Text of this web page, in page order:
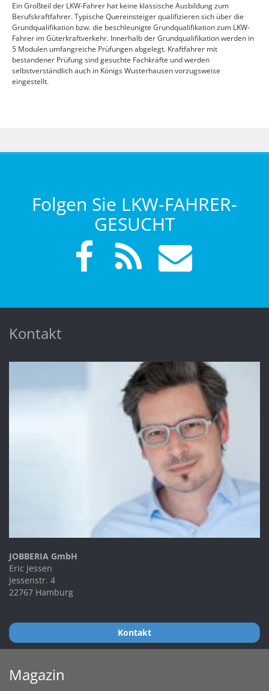
Ein Großteil der LKW-Fahrer hat keine klassische Ausbildung zum
Berufskraftfahrer. Typische Quereinsteiger qualifizieren sich über die
Grundqualifikation bzw. die beschleunigte Grundqualifikation zum LKW-
Fahrer im Güterkraftverkehr. Innerhalb der Grundqualifikation werden in
5 Modulen umfangreiche Prüfungen abgelegt. Kraftfahrer mit
bestandener Prüfung sind gesuchte Fachkräfte und werden
selbstverständlich auch in Königs Wusterhausen vorzugsweise
eingestellt.
Folgen Sie LKW-FAHRER-
GESUCHT
Kontakt
JOBBERIA GmbH
Eric Jessen
Jessenstr. 4
22767 Hamburg
Kontakt
Magazin